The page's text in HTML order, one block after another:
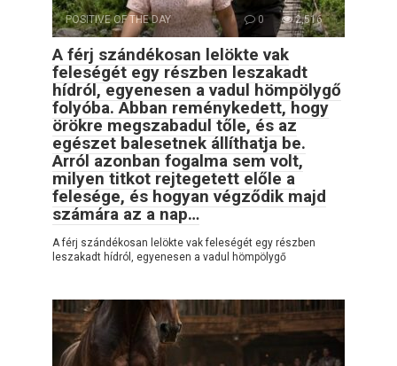
POSITIVE OF THE DAY 0 2,516
A férj szándékosan lelökte vak
feleségét egy részben leszakadt
hídról, egyenesen a vadul hömpölygő
folyóba. Abban reménykedett, hogy
örökre megszabadul tőle, és az
egészet balesetnek állíthatja be.
Arról azonban fogalma sem volt,
milyen titkot rejtegetett előle a
felesége, és hogyan végződik majd
számára az a nap…
A férj szándékosan lelökte vak feleségét egy részben
leszakadt hídról, egyenesen a vadul hömpölygő